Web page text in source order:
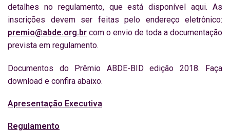
detalhes no regulamento, que está disponível aqui. As
inscrições devem ser feitas pelo endereço eletrônico:
premio@abde.org.br com o envio de toda a documentação
prevista em regulamento.
Documentos do Prêmio ABDE-BID edição 2018. Faça
download e confira abaixo.
Apresentação Executiva
Regulamento